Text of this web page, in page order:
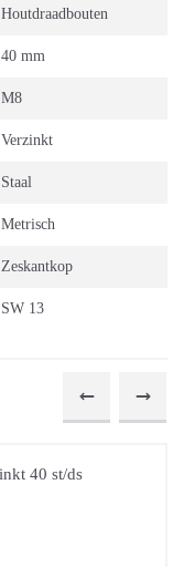
Houtdraadbouten
40 mm
M8
Verzinkt
Staal
Metrisch
Zeskantkop
SW 13